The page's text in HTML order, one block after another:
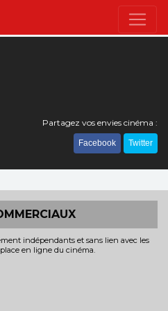
Partagez vos envies cinéma :
Facebook Twitter
indépendants et sans lien avec les
en ligne du cinéma.